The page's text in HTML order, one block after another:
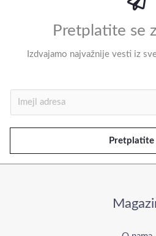
Pretplatite se
Izdvajamo najvažnije vesti iz
m
e
l
Pretplatite